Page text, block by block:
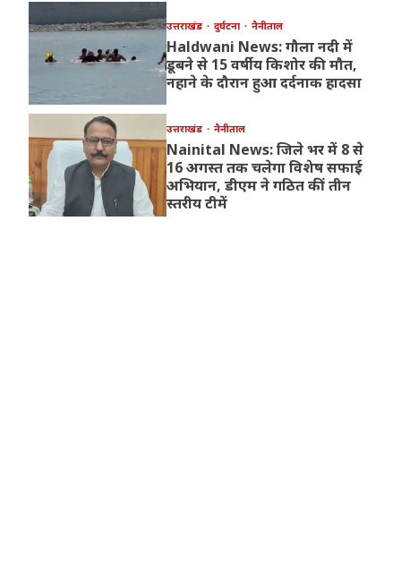
उत्तराखंड दुर्घटना नैनीताल
Haldwani News: गौला नदी में
डूबने से 15 वर्षीय किशोर की मौत,
नहाने के दौरान हुआ दर्दनाक हादसा
उत्तराखंड नैनीताल
Nainital News: जिले भर में 8 से
16 अगस्त तक चलेगा विशेष सफाई
अभियान, डीएम ने गठित कीं तीन
स्तरीय टीमें